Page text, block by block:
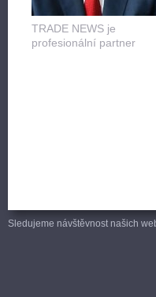
TRADE NEWS je
profesionální partner
Sledujeme návštěvnost našich